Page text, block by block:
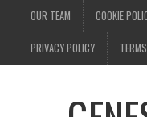
OUR TEAM COOKIE
PRIVACY POLICY